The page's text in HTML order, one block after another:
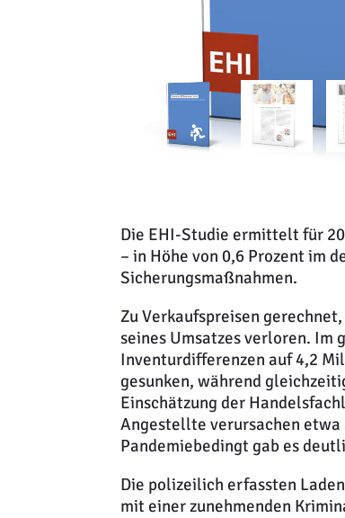
Die EHI-Studie ermittelt für
– in Höhe von 0,6 Prozent im
Sicherungsmaßnahmen.
Zu Verkaufspreisen
seines Umsatzes verloren. Im
Inventurdifferenzen auf 4,2
gesunken, während
Einschätzung der
Angestellte verursachen
Pandemiebedingt gab es
Die polizeilich erfassten
mit einer zunehmenden